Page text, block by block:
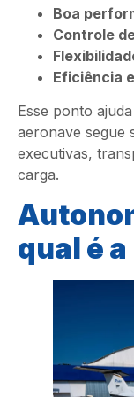
Boa
Controle
Eficiência
Esse ponto
aeronave segue
executivas,
carga.
qual é